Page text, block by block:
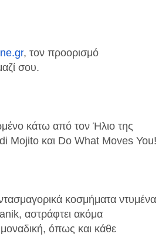
, τον προορισμό
σου.
κάτω από τον Ήλιο της
Mojito και Do What Moves You!
κοσμήματα ντυμένα
αστράφτει ακόμα
όπως και κάθε